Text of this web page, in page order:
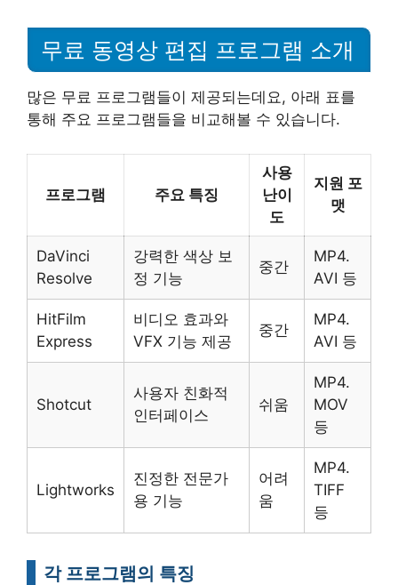
무료 동영상 편집 프로그램 소개
많은 무료 프로그램들이 제공되는데요, 아래 표를
통해 주요 프로그램들을 비교해볼 수 있습니다.
프로그램 주요 특징
사용
난이
도
지원 포
맷
DaVinci
Resolve
강력한 색상 보
정 기능
중간
MP4.
AVI 등
HitFilm
Express
비디오 효과와
VFX 기능 제공
중간
MP4.
AVI 등
Shotcut
사용자 친화적
인터페이스
쉬움
MP4.
MOV
등
Lightworks
진정한 전문가
용 기능
어려
움
MP4.
TIFF
등
각 프로그램의 특징